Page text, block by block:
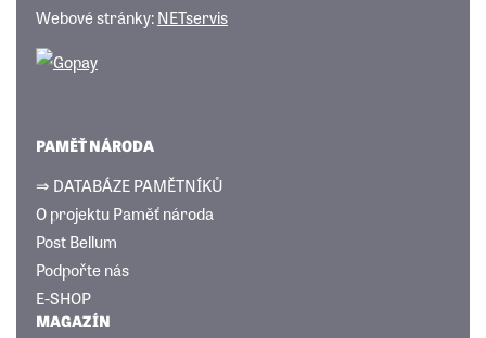
Webové stránky:NETservis
PAMĚŤ NÁRODA
⇒ DATABÁZE PAMĚTNÍKŮ
O projektu Paměť národa
Post Bellum
Podpořte nás
E-SHOP
MAGAZÍN